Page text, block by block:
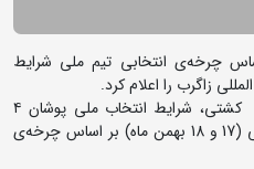
چرخه‌ی انتخابی تیم ملی شرایط
زاگرب را اعلام کرد.
به گزارش رواوبط عمومی فدارسیون کشتی، شرایط انتخاب ملی پوشان ۴
وزن در رقابت‌های بین المللی کرواسی (17 و 18 بهمن ماه) بر اساس چرخه‌ی